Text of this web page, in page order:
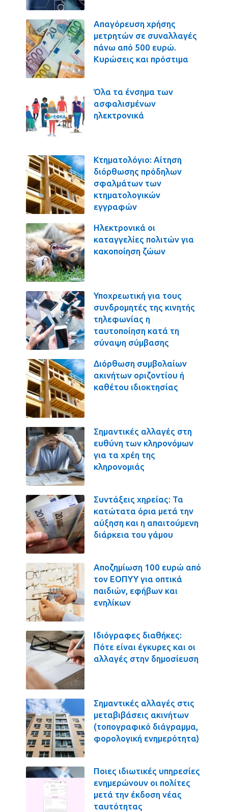
Απαγόρευση χρήσης
μετρητών σε συναλλαγές
πάνω από 500 ευρώ.
Κυρώσεις και πρόστιμα
Όλα τα ένσημα των
ασφαλισμένων
ηλεκτρονικά
Κτηματολόγιο: Αίτηση
διόρθωσης πρόδηλων
σφαλμάτων των
κτηματολογικών
εγγραφών
Ηλεκτρονικά οι
καταγγελίες πολιτών για
κακοποίηση ζώων
Υποχρεωτική για τους
συνδρομητές της κινητής
τηλεφωνίας η
ταυτοποίηση κατά τη
σύναψη σύμβασης
Διόρθωση συμβολαίων
ακινήτων οριζοντίου ή
καθέτου ιδιοκτησίας
Σημαντικές αλλαγές στη
ευθύνη των κληρονόμων
για τα χρέη της
κληρονομιάς
Συντάξεις χηρείας: Τα
κατώτατα όρια μετά την
αύξηση και η απαιτούμενη
διάρκεια του γάμου
Αποζημίωση 100 ευρώ από
τον ΕΟΠΥΥ για οπτικά
παιδιών, εφήβων και
ενηλίκων
Ιδιόγραφες διαθήκες:
Πότε είναι έγκυρες και οι
αλλαγές στην δημοσίευση
Σημαντικές αλλαγές στις
μεταβιβάσεις ακινήτων
(τοπογραφικό διάγραμμα,
φορολογική ενημερότητα)
Ποιες ιδιωτικές υπηρεσίες
ενημερώνουν οι πολίτες
μετά την έκδοση νέας
ταυτότητας